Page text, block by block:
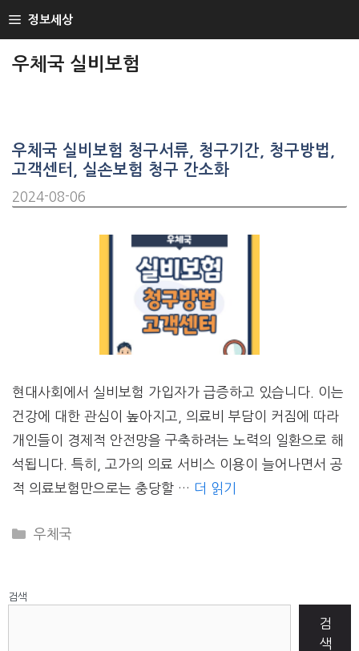
TO
정보세상
우체국 실비보험
우체국 실비보험 청구서류, 청구기간, 청구방법,
고객센터, 실손보험 청구 간소화
2024-08-06
현대사회에서 실비보험 가입자가 급증하고 있습니다. 이는
건강에 대한 관심이 높아지고, 의료비 부담이 커짐에 따라
개인들이 경제적 안전망을 구축하려는 노력의 일환으로 해
석됩니다. 특히, 고가의 의료 서비스 이용이 늘어나면서 공
적 의료보험만으로는 충당할 … 더 읽기
CATEGORIES
우체국
검색
검
색